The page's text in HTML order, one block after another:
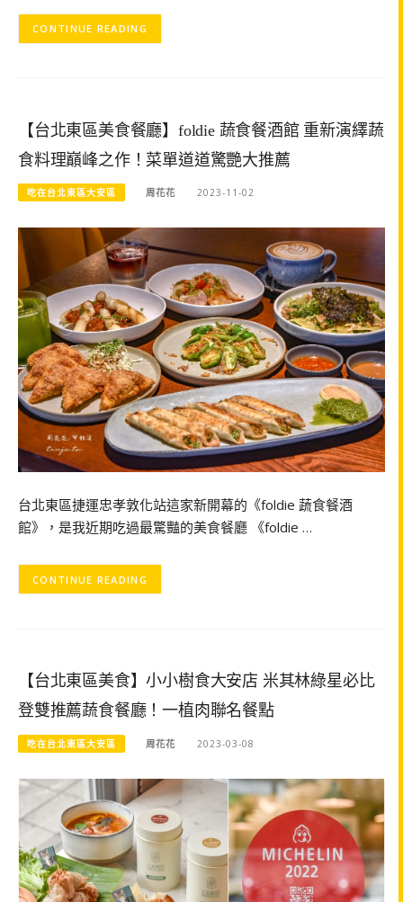
CONTINUE READING
【台北東區美食餐廳】foldie 蔬食餐酒館 重新演繹蔬
食料理巔峰之作！菜單道道驚艷大推薦
吃在台北東區大安區 周花花 2023-11-02
台北東區捷運忠孝敦化站這家新開幕的《foldie 蔬食餐酒
館》，是我近期吃過最驚豔的美食餐廳 《foldie …
CONTINUE READING
【台北東區美食】小小樹食大安店 米其林綠星必比
登雙推薦蔬食餐廳！一植肉聯名餐點
吃在台北東區大安區 周花花 2023-03-08